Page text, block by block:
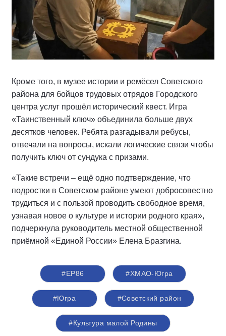
Кроме того, в музее истории и ремёсел Советского
района для бойцов трудовых отрядов Городского
центра услуг прошёл исторический квест. Игра
«Таинственный ключ» объединила больше двух
десятков человек. Ребята разгадывали ребусы,
отвечали на вопросы, искали логические связи чтобы
получить ключ от сундука с призами.
«Такие встречи – ещё одно подтверждение, что
подростки в Советском районе умеют добросовестно
трудиться и с пользой проводить свободное время,
узнавая новое о культуре и истории родного края»,
подчеркнула руководитель местной общественной
приёмной «Единой России» Елена Бразгина.
#ЕР86 #ХМАО-Югра
#Югра #Советский район
#Культура малой Родины